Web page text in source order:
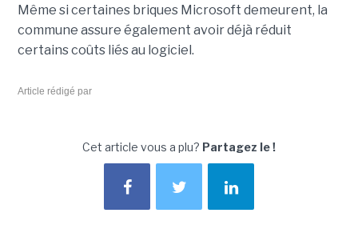
Même si certaines briques Microsoft demeurent, la
commune assure également avoir déjà réduit
certains coûts liés au logiciel.
Article rédigé par
Cet article vous a plu? Partagez le !